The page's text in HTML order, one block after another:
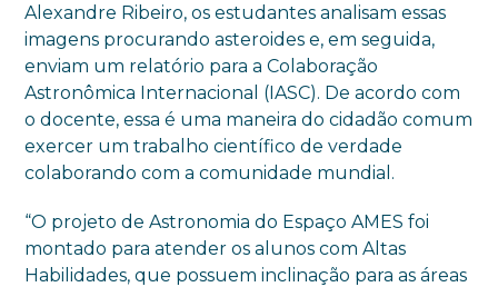
Alexandre Ribeiro, os estudantes analisam essas
imagens procurando asteroides e, em seguida,
enviam um relatório para a Colaboração
Astronômica Internacional (IASC). De acordo com
o docente, essa é uma maneira do cidadão comum
exercer um trabalho científico de verdade
colaborando com a comunidade mundial.
“O projeto de Astronomia do Espaço AMES foi
montado para atender os alunos com Altas
Habilidades, que possuem inclinação para as áreas